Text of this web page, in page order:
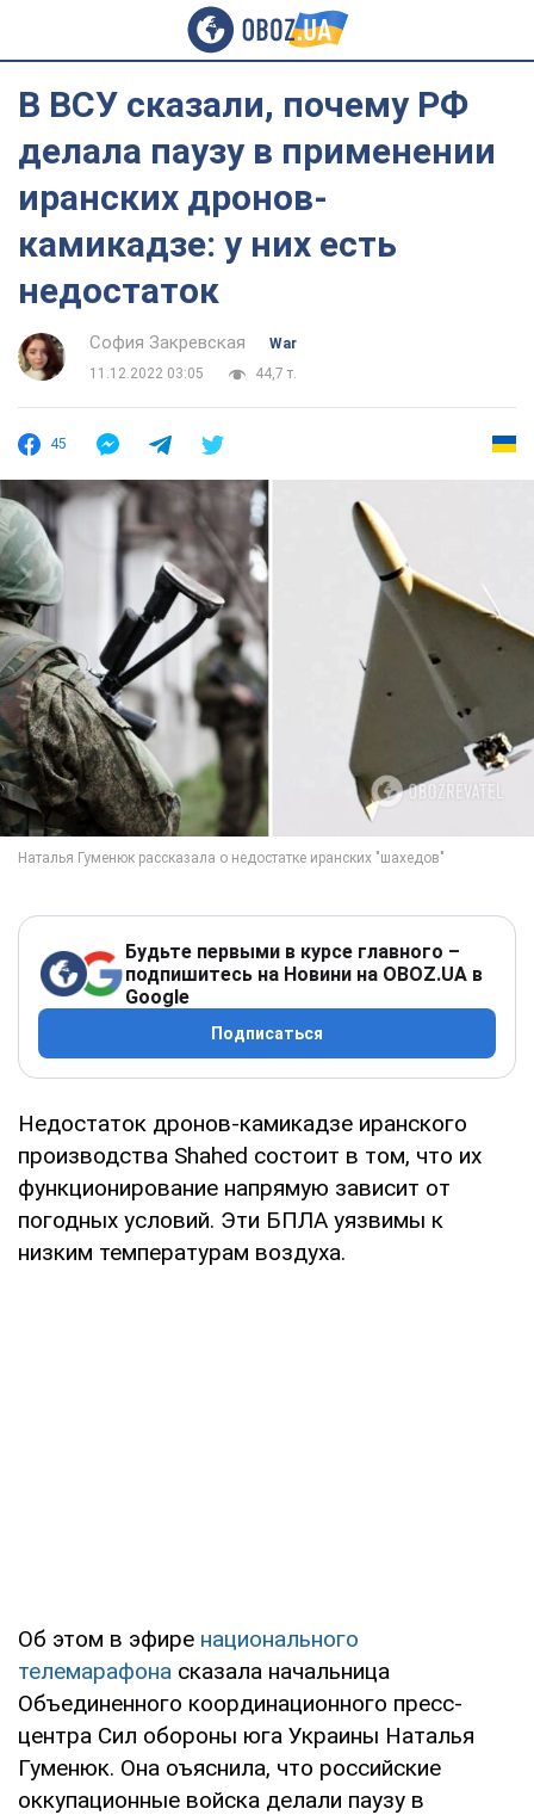
В ВСУ сказали, почему РФ
делала паузу в применении
иранских дронов-
камикадзе: у них есть
недостаток
София Закревская
War
11.12.2022 03:05
44,7 т.
45
Будьте первыми в курсе главного –
подпишитесь на Новини на OBOZ.UA в
Google
Подписаться
Недостаток дронов-камикадзе иранского
производства Shahed состоит в том, что их
функционирование напрямую зависит от
погодных условий. Эти БПЛА уязвимы к
низким температурам воздуха.
Об этом в эфире национального
телемарафона сказала начальница
Объединенного координационного пресс-
центра Сил обороны юга Украины Наталья
Гуменюк. Она оъяснила, что российские
оккупационные войска делали паузу в